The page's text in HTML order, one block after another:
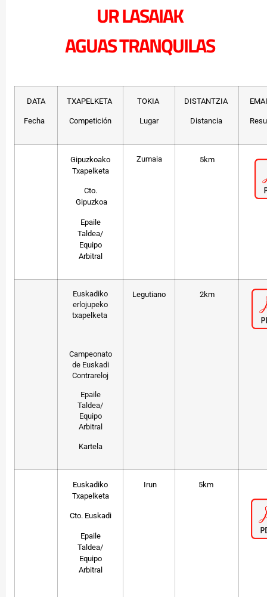
UR LASAIAK
AGUAS TRANQUILAS
DATA
Fecha
TXAPELKETA
Competición
TOKIA
Lugar
DISTANTZIA
Distancia
Gipuzkoako
Txapelketa
Cto.
Gipuzkoa
Epaile
Taldea/
Equipo
Arbitral
Zumaia 5km
Euskadiko
erlojupeko
txapelketa
Campeonato
de Euskadi
Contrareloj
Epaile
Taldea/
Equipo
Arbitral
Kartela
Legutiano 2km
Euskadiko
Txapelketa
Cto. Euskadi
Epaile
Taldea/
Equipo
Arbitral
Irun 5km